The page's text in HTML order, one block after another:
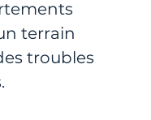
terrain
troubles